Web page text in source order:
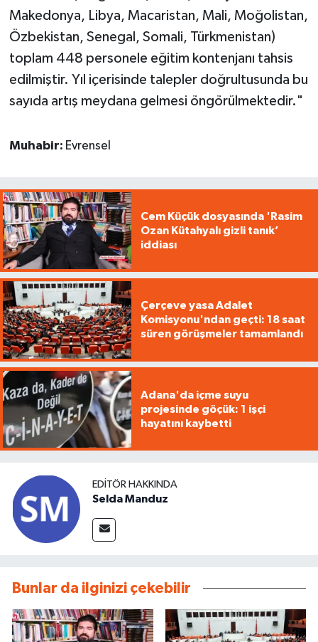
Makedonya, Libya, Macaristan, Mali, Moğolistan,
Özbekistan, Senegal, Somali, Türkmenistan)
toplam 448 personele eğitim kontenjanı tahsis
edilmiştir. Yıl içerisinde talepler doğrultusunda bu
sayıda artış meydana gelmesi öngörülmektedir."
Muhabir: Evrensel
Cem Küçük dosyasında 'Rasim
Ozan Kütahyalı gizli tanık’
iddiası
Çerçeve yasa Adalet
Komisyonu'ndan geçti: 18 saat
süren görüşmeler tamamlandı
Adana'da içme suyu
projesinde göçük: 1 işçi
hayatını kaybetti
EDITÖR HAKKINDA
Selda Manduz
Bunlar da ilginizi çekebilir